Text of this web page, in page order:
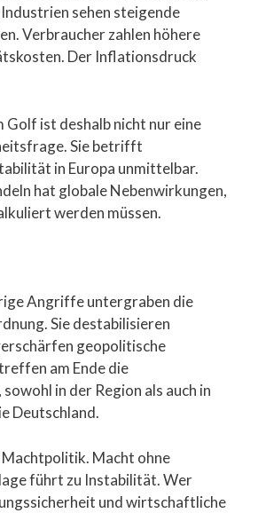
sehen steigende
Verbraucher zahlen höhere
Der Inflationsdruck
Golf ist deshalb nicht nur eine
Sie betrifft
in Europa unmittelbar.
hat globale Nebenwirkungen,
werden müssen.
Angriffe untergraben die
Sie destabilisieren
geopolitische
am Ende die
in der Region als auch in
Deutschland.
Macht ohne
führt zu Instabilität. Wer
und wirtschaftliche